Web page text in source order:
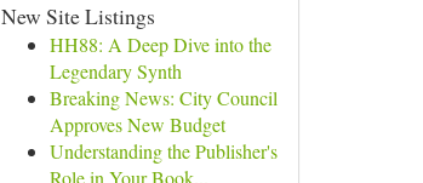
New Site Listings
HH88: A Deep Dive into the
Legendary Synth
Breaking News: City Council
Approves New Budget
Understanding the Publisher's
Role in Your Book...